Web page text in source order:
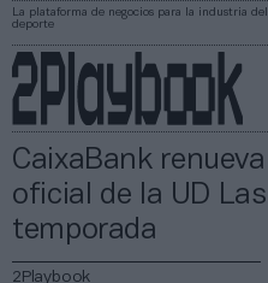
La plataforma de negocios para la industria del
deporte
CaixaBank
oficial de la UD
temporada
2Playbook